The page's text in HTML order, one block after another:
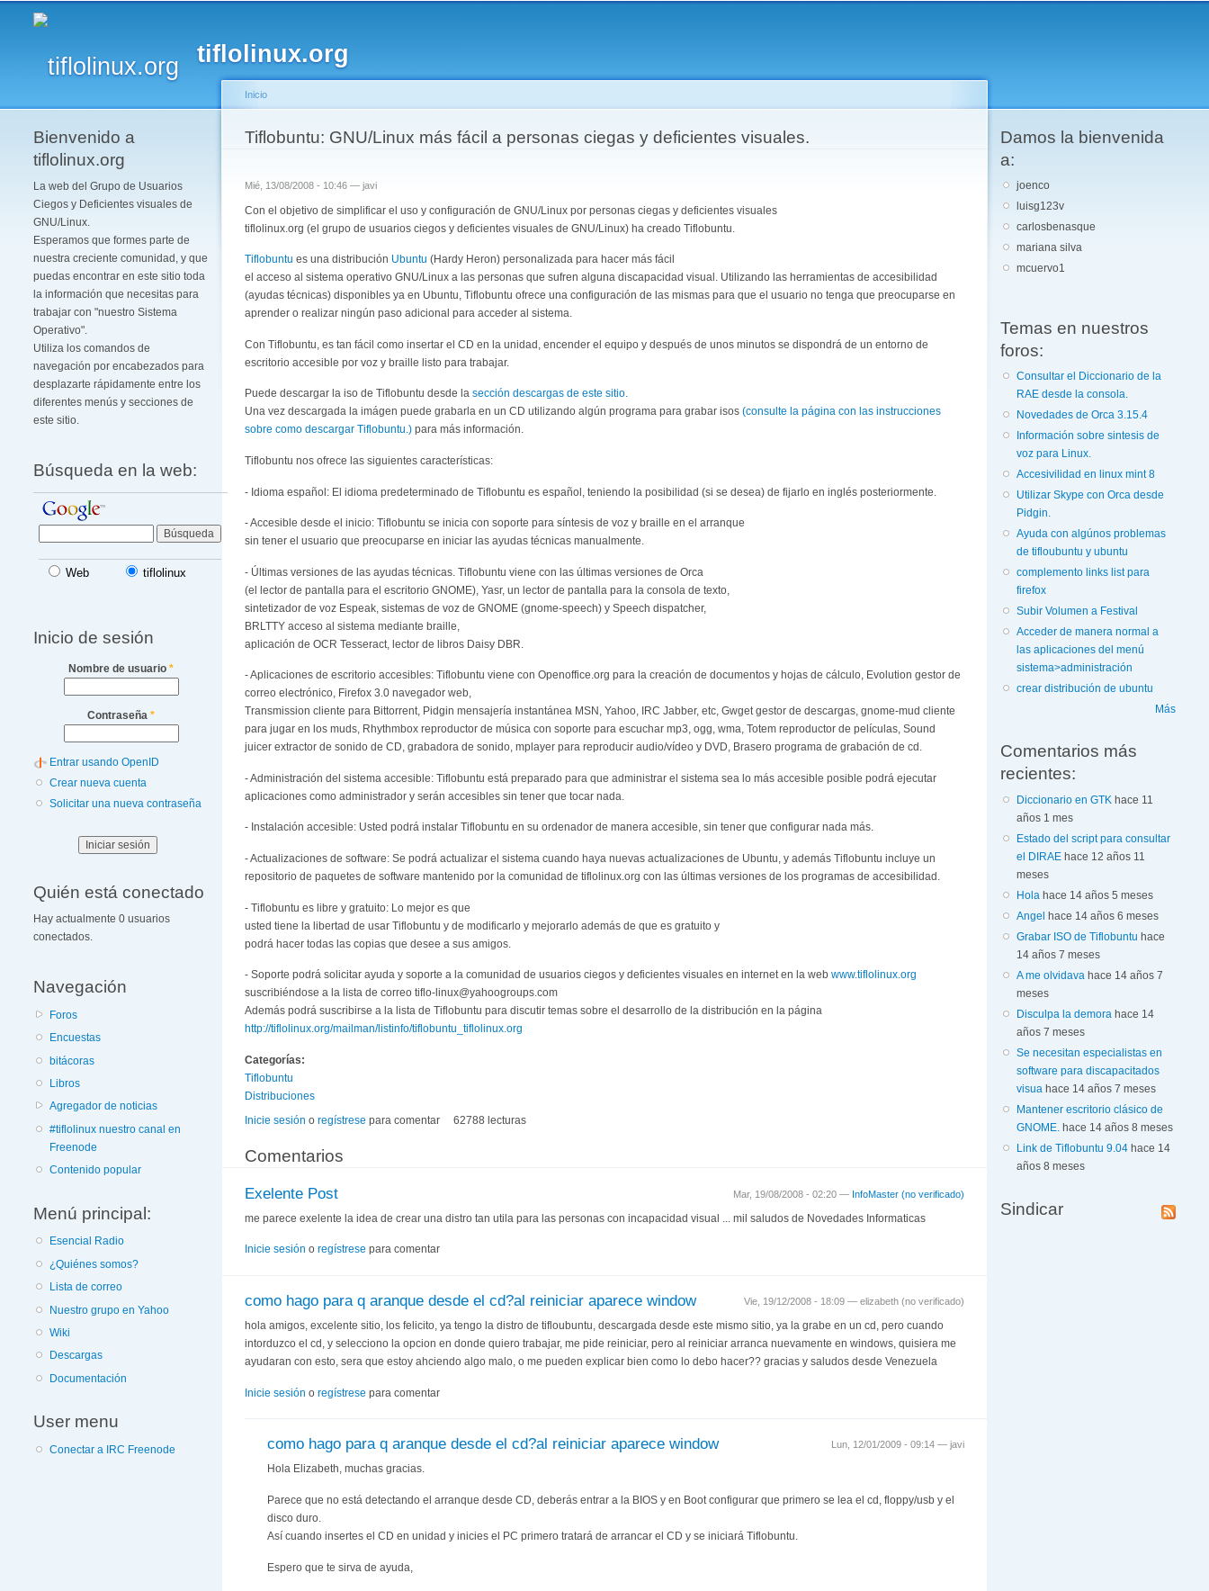
tiflolinux.org
Bienvenido a
tiflolinux.org
La web del Grupo de Usuarios
Ciegos y Deficientes visuales de
GNU/Linux.
Esperamos que formes parte de
nuestra creciente comunidad, y que
puedas encontrar en este sitio toda
la información que necesitas para
trabajar con "nuestro Sistema
Operativo".
Utiliza los comandos de
navegación por encabezados para
desplazarte rápidamente entre los
diferentes menús y secciones de
este sitio.
Búsqueda en la web:
Web tiflolinux
Inicio de sesión
Nombre de usuario *
Contraseña *
Entrar usando OpenID
Crear nueva cuenta
Solicitar una nueva contraseña
Quién está conectado
Hay actualmente 0 usuarios
conectados.
Navegación
Foros
Encuestas
bitácoras
Libros
Agregador de noticias
#tiflolinux nuestro canal en
Freenode
Contenido popular
Menú principal:
Esencial Radio
¿Quiénes somos?
Lista de correo
Nuestro grupo en Yahoo
Wiki
Descargas
Documentación
User menu
Conectar a IRC Freenode
Se encuentra usted aquí
Inicio
Tiflobuntu: GNU/Linux más fácil a personas ciegas y deficientes visuales.
Mié, 13/08/2008 - 10:46 — javi
Con el objetivo de simplificar el uso y configuración de GNU/Linux por personas ciegas y deficientes visuales
tiflolinux.org (el grupo de usuarios ciegos y deficientes visuales de GNU/Linux) ha creado Tiflobuntu.
Tiflobuntu es una distribución Ubuntu (Hardy Heron) personalizada para hacer más fácil
el acceso al sistema operativo GNU/Linux a las personas que sufren alguna discapacidad visual. Utilizando las herramientas de accesibilidad
(ayudas técnicas) disponibles ya en Ubuntu, Tiflobuntu ofrece una configuración de las mismas para que el usuario no tenga que preocuparse en
aprender o realizar ningún paso adicional para acceder al sistema.
Con Tiflobuntu, es tan fácil como insertar el CD en la unidad, encender el equipo y después de unos minutos se dispondrá de un entorno de
escritorio accesible por voz y braille listo para trabajar.
Puede descargar la iso de Tiflobuntu desde la sección descargas de este sitio.
Una vez descargada la imágen puede grabarla en un CD utilizando algún programa para grabar isos (consulte la página con las instrucciones
sobre como descargar Tiflobuntu.) para más información.
Tiflobuntu nos ofrece las siguientes características:
- Idioma español: El idioma predeterminado de Tiflobuntu es español, teniendo la posibilidad (si se desea) de fijarlo en inglés posteriormente.
- Accesible desde el inicio: Tiflobuntu se inicia con soporte para síntesis de voz y braille en el arranque
sin tener el usuario que preocuparse en iniciar las ayudas técnicas manualmente.
- Últimas versiones de las ayudas técnicas. Tiflobuntu viene con las últimas versiones de Orca
(el lector de pantalla para el escritorio GNOME), Yasr, un lector de pantalla para la consola de texto,
sintetizador de voz Espeak, sistemas de voz de GNOME (gnome-speech) y Speech dispatcher,
BRLTTY acceso al sistema mediante braille,
aplicación de OCR Tesseract, lector de libros Daisy DBR.
- Aplicaciones de escritorio accesibles: Tiflobuntu viene con Openoffice.org para la creación de documentos y hojas de cálculo, Evolution gestor de
correo electrónico, Firefox 3.0 navegador web,
Transmission cliente para Bittorrent, Pidgin mensajería instantánea MSN, Yahoo, IRC Jabber, etc, Gwget gestor de descargas, gnome-mud cliente
para jugar en los muds, Rhythmbox reproductor de música con soporte para escuchar mp3, ogg, wma, Totem reproductor de películas, Sound
juicer extractor de sonido de CD, grabadora de sonido, mplayer para reproducir audio/vídeo y DVD, Brasero programa de grabación de cd.
- Administración del sistema accesible: Tiflobuntu está preparado para que administrar el sistema sea lo más accesible posible podrá ejecutar
aplicaciones como administrador y serán accesibles sin tener que tocar nada.
- Instalación accesible: Usted podrá instalar Tiflobuntu en su ordenador de manera accesible, sin tener que configurar nada más.
- Actualizaciones de software: Se podrá actualizar el sistema cuando haya nuevas actualizaciones de Ubuntu, y además Tiflobuntu incluye un
repositorio de paquetes de software mantenido por la comunidad de tiflolinux.org con las últimas versiones de los programas de accesibilidad.
- Tiflobuntu es libre y gratuito: Lo mejor es que
usted tiene la libertad de usar Tiflobuntu y de modificarlo y mejorarlo además de que es gratuito y
podrá hacer todas las copias que desee a sus amigos.
- Soporte podrá solicitar ayuda y soporte a la comunidad de usuarios ciegos y deficientes visuales en internet en la web www.tiflolinux.org
suscribiéndose a la lista de correo tiflo-linux@yahoogroups.com
Además podrá suscribirse a la lista de Tiflobuntu para discutir temas sobre el desarrollo de la distribución en la página
http://tiflolinux.org/mailman/listinfo/tiflobuntu_tiflolinux.org
Categorías:
Tiflobuntu
Distribuciones
Inicie sesión o regístrese para comentar 62788 lecturas
Comentarios
Mar, 19/08/2008 - 02:20 — InfoMaster (no verificado)
Exelente Post
me parece exelente la idea de crear una distro tan utila para las personas con incapacidad visual ... mil saludos de Novedades Informaticas
Inicie sesión o regístrese para comentar
Vie, 19/12/2008 - 18:09 — elizabeth (no verificado)
como hago para q aranque desde el cd?al reiniciar aparece window
hola amigos, excelente sitio, los felicito, ya tengo la distro de tifloubuntu, descargada desde este mismo sitio, ya la grabe en un cd, pero cuando
intorduzco el cd, y selecciono la opcion en donde quiero trabajar, me pide reiniciar, pero al reiniciar arranca nuevamente en windows, quisiera me
ayudaran con esto, sera que estoy ahciendo algo malo, o me pueden explicar bien como lo debo hacer?? gracias y saludos desde Venezuela
Inicie sesión o regístrese para comentar
Lun, 12/01/2009 - 09:14 — javi
como hago para q aranque desde el cd?al reiniciar aparece window
Hola Elizabeth, muchas gracias.
Parece que no está detectando el arranque desde CD, deberás entrar a la BIOS y en Boot configurar que primero se lea el cd, floppy/usb y el
disco duro.
Así cuando insertes el CD en unidad y inicies el PC primero tratará de arrancar el CD y se iniciará Tiflobuntu.
Espero que te sirva de ayuda,
Damos la bienvenida
a:
joenco
luisg123v
carlosbenasque
mariana silva
mcuervo1
Temas en nuestros
foros:
Consultar el Diccionario de la
RAE desde la consola.
Novedades de Orca 3.15.4
Información sobre sintesis de
voz para Linux.
Accesivilidad en linux mint 8
Utilizar Skype con Orca desde
Pidgin.
Ayuda con algúnos problemas
de tifloubuntu y ubuntu
complemento links list para
firefox
Subir Volumen a Festival
Acceder de manera normal a
las aplicaciones del menú
sistema>administración
crear distribución de ubuntu
Más
Comentarios más
recientes:
Diccionario en GTK hace 11
años 1 mes
Estado del script para consultar
el DIRAE hace 12 años 11
meses
Hola hace 14 años 5 meses
Angel hace 14 años 6 meses
Grabar ISO de Tiflobuntu hace
14 años 7 meses
A me olvidava hace 14 años 7
meses
Disculpa la demora hace 14
años 7 meses
Se necesitan especialistas en
software para discapacitados
visua hace 14 años 7 meses
Mantener escritorio clásico de
GNOME. hace 14 años 8 meses
Link de Tiflobuntu 9.04 hace 14
años 8 meses
Sindicar